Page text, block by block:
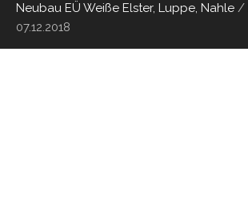
Neubau EÜ Weiße Elster, Luppe, Nahle /
07.12.2018